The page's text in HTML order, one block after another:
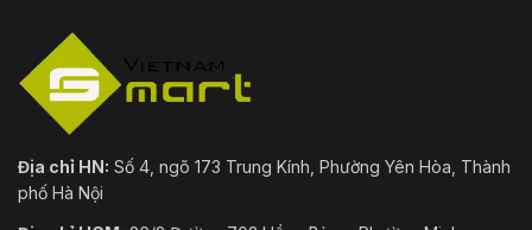
Địa chỉ HN: Số 4, ngõ 173 Trung Kính, Phường Yên Hòa, Thành
phố Hà Nội